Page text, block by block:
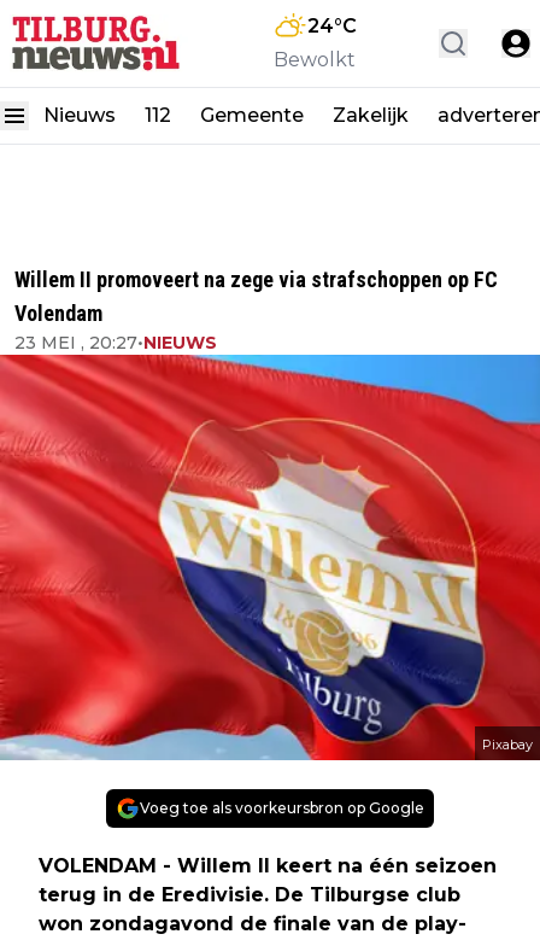
24°C
Bewolkt
Nieuws 112 Gemeente Zakelijk
Willem II promoveert na zege via strafschoppen op FC
Volendam
23 MEI , 20:27•NIEUWS
Pixabay
Voeg toe als voorkeursbron op Google
VOLENDAM - Willem II keert na één seizoen
terug in de Eredivisie. De Tilburgse club
won zondagavond de finale van de play-